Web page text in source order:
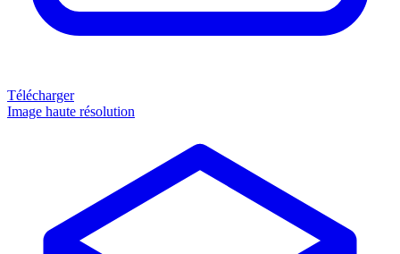
Télécharger
Image haute résolution